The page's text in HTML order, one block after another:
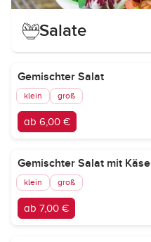
Salate
Gemischter Salat
klein groß
ab 6,00 €
Gemischter Salat mit Käse
klein groß
ab 7,00 €